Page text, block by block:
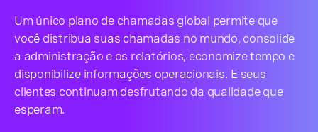
Um único plano de chamadas global permite que
você distribua suas chamadas no mundo, consolide
a administração e os relatórios, economize tempo e
disponibilize informações operacionais. E seus
clientes continuam desfrutando da qualidade que
esperam.